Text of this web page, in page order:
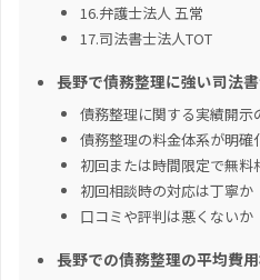
16.弁護士法人 五常
17.司法書士法人TOT
長野で債務整理に強い司法
債務整理に関する実績開示
債務整理の料金体系が明確
初回または時間限定で無
初回相談時の対応は丁寧か
口コミや評判は悪くないか
長野での債務整理の平均費